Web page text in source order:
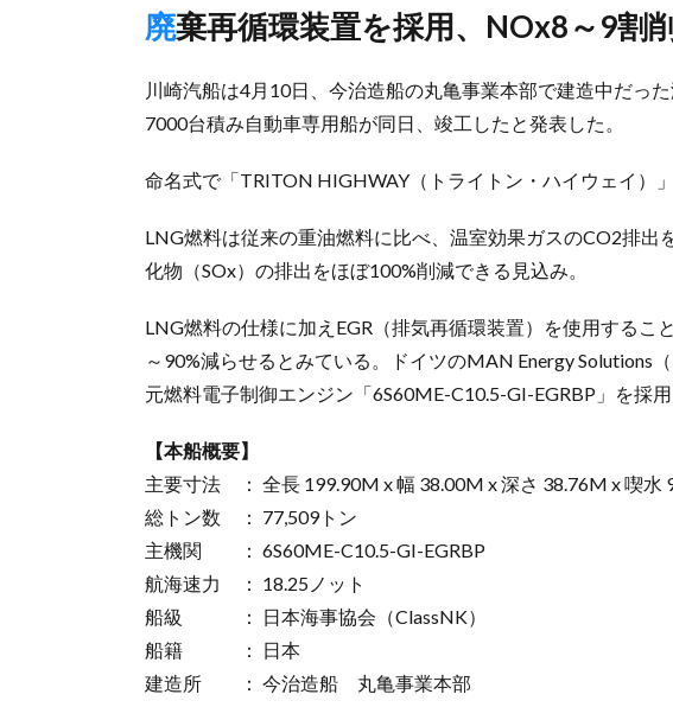
廃棄再循環装置を採用、NOx8～9割
川崎汽船は4月10日、今治造船の丸亀事業本部で建造中だっ
7000台積み自動車専用船が同日、竣工したと発表した。
命名式で「TRITON HIGHWAY（トライトン・ハイウェイ）」
LNG燃料は従来の重油燃料に比べ、温室効果ガスのCO2排出
化物（SOx）の排出をほぼ100%削減できる見込み。
LNG燃料の仕様に加えEGR（排気再循環装置）を使用する
～90%減らせるとみている。ドイツのMAN Energy Solutions
元燃料電子制御エンジン「6S60ME-C10.5-GI-EGRBP」を採用
【本船概要】
主要寸法 ： 全長 199.90M x 幅 38.00M x 深さ 38.76M x 喫水
総トン数 ： 77,509トン
主機関 ： 6S60ME-C10.5-GI-EGRBP
航海速力 ： 18.25ノット
船級 ： 日本海事協会（ClassNK）
船籍 ： 日本
建造所 ： 今治造船 丸亀事業本部